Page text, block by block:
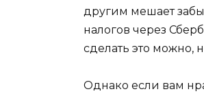
другим мешает
налогов через
сделать это можно,
Однако если вам